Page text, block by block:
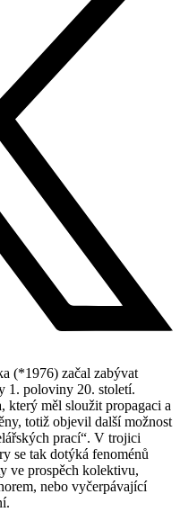
(*1976) začal zabývat
1. poloviny 20. století.
který měl sloužit propagaci a
totiž objevil další možnost
prací“. V trojici
se tak dotýká fenoménů
ve prospěch kolektivu,
nebo vyčerpávající